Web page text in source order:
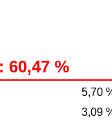
60,47 %
5,70
3,09